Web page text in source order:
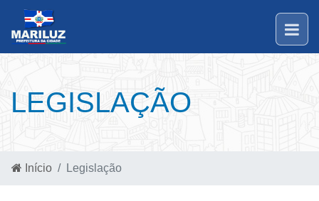
LEGISLAÇÃO
Início Legislação